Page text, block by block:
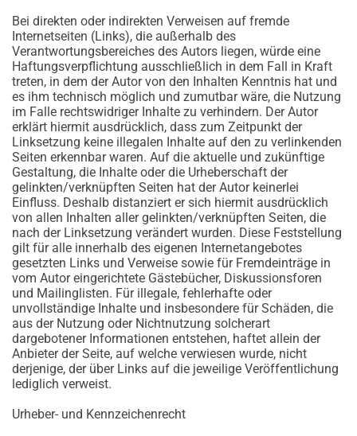
Bei direkten oder indirekten Verweisen auf fremde
Internetseiten (Links), die außerhalb des
Verantwortungsbereiches des Autors liegen, würde eine
Haftungsverpflichtung ausschließlich in dem Fall in Kraft
treten, in dem der Autor von den Inhalten Kenntnis hat und
es ihm technisch möglich und zumutbar wäre, die Nutzung
im Falle rechtswidriger Inhalte zu verhindern. Der Autor
erklärt hiermit ausdrücklich, dass zum Zeitpunkt der
Linksetzung keine illegalen Inhalte auf den zu verlinkenden
Seiten erkennbar waren. Auf die aktuelle und zukünftige
Gestaltung, die Inhalte oder die Urheberschaft der
gelinkten/verknüpften Seiten hat der Autor keinerlei
Einfluss. Deshalb distanziert er sich hiermit ausdrücklich
von allen Inhalten aller gelinkten/verknüpften Seiten, die
nach der Linksetzung verändert wurden. Diese Feststellung
gilt für alle innerhalb des eigenen Internetangebotes
gesetzten Links und Verweise sowie für Fremdeinträge in
vom Autor eingerichtete Gästebücher, Diskussionsforen
und Mailinglisten. Für illegale, fehlerhafte oder
unvollständige Inhalte und insbesondere für Schäden, die
aus der Nutzung oder Nichtnutzung solcherart
dargebotener Informationen entstehen, haftet allein der
Anbieter der Seite, auf welche verwiesen wurde, nicht
derjenige, der über Links auf die jeweilige Veröffentlichung
lediglich verweist.
Urheber- und Kennzeichenrecht